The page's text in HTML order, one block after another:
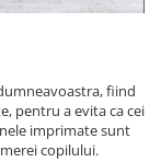
fiind
pentru a evita ca cei
imprimate sunt
copilului.